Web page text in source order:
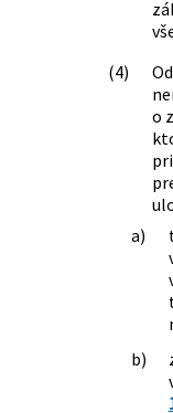
388/2013 Z. z.
(4)
o
a)
b)